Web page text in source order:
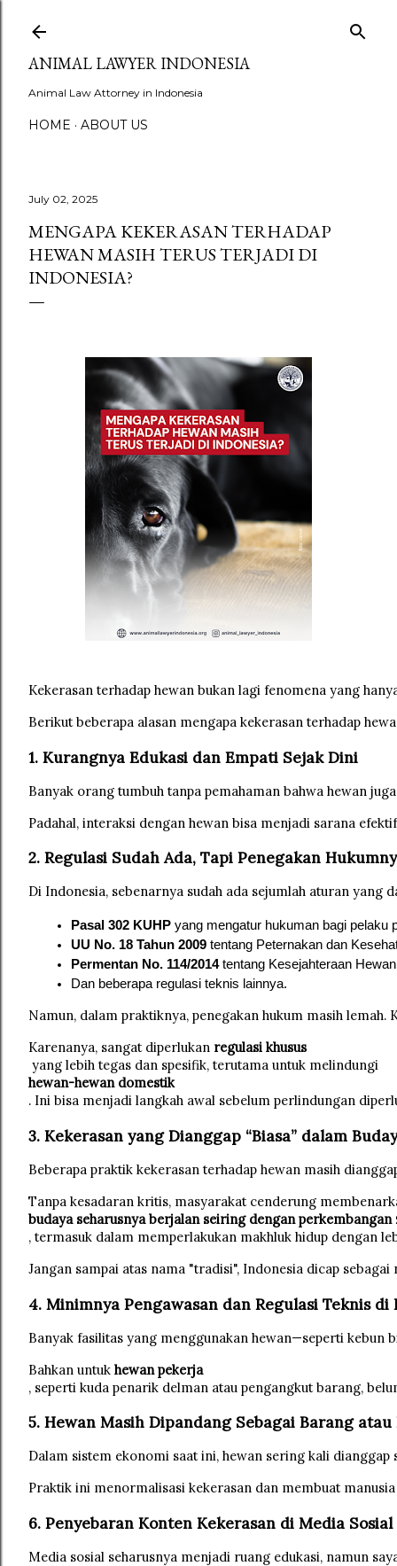
ANIMAL LAWYER INDONESIA
Animal Law Attorney in Indonesia
HOME ABOUT US
July 02, 2025
MENGAPA KEKERASAN TERHADAP
HEWAN MASIH TERUS TERJADI DI
INDONESIA?
Kekerasan terhadap hewan bukan lagi fenomena yang
Berikut beberapa alasan mengapa kekerasan terhadap
1. Kurangnya Edukasi dan Empati Sejak Dini
Banyak orang tumbuh tanpa pemahaman bahwa hewan
Padahal, interaksi dengan hewan bisa menjadi sarana
2. Regulasi Sudah Ada, Tapi Penegakan
Di Indonesia, sebenarnya sudah ada sejumlah aturan yang
Pasal 302 KUHP yang mengatur hukuman bagi pelaku
UU No. 18 Tahun 2009 tentang Peternakan dan
Permentan No. 114/2014 tentang Kesejahteraan
Dan beberapa regulasi teknis lainnya.
Namun, dalam praktiknya, penegakan hukum masih
Karenanya, sangat diperlukan regulasi khusus
yang lebih tegas dan spesifik, terutama untuk melindungi
hewan-hewan domestik
. Ini bisa menjadi langkah awal sebelum perlindungan
3. Kekerasan yang Dianggap “Biasa” dalam
Beberapa praktik kekerasan terhadap hewan masih
Tanpa kesadaran kritis, masyarakat cenderung
budaya seharusnya berjalan seiring dengan perkembangan
, termasuk dalam memperlakukan makhluk hidup dengan
Jangan sampai atas nama "tradisi", Indonesia dicap
4. Minimnya Pengawasan dan Regulasi Teknis di
Banyak fasilitas yang menggunakan hewan—seperti kebun
Bahkan untuk hewan pekerja
, seperti kuda penarik delman atau pengangkut barang,
5. Hewan Masih Dipandang Sebagai Barang
Dalam sistem ekonomi saat ini, hewan sering kali
Praktik ini menormalisasi kekerasan dan membuat
6. Penyebaran Konten Kekerasan di Media Sosial
Media sosial seharusnya menjadi ruang edukasi, namun